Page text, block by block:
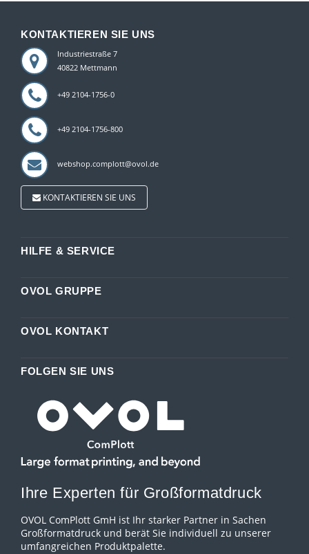
KONTAKTIEREN SIE UNS
Industriestraße 7
40822 Mettmann
+49 2104-1756-0
+49 2104-1756-800
webshop.complott@ovol.de
KONTAKTIEREN SIE UNS
HILFE & SERVICE
OVOL GRUPPE
OVOL KONTAKT
FOLGEN SIE UNS
Ihre Experten für Großformatdruck
OVOL ComPlott GmH ist Ihr starker Partner in Sachen
Großformatdruck und berät Sie individuell zu unserer
umfangreichen Produktpalette.